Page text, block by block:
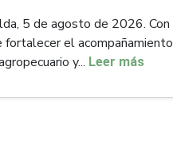
5 de agosto de 2026. Con
el acompañamiento
y... Leer más